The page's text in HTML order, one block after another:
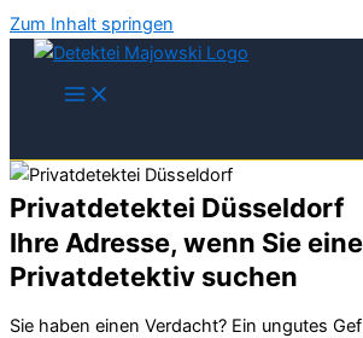
Zum Inhalt springen
Privatdetektei Düsseldorf
Ihre Adresse, wenn Sie
Privatdetektiv suchen
Sie haben einen Verdacht? Ein ungutes